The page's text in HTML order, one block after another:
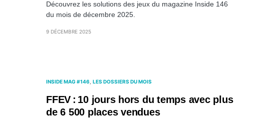
Découvrez les solutions des jeux du magazine Inside 146
du mois de décembre 2025.
9 DÉCEMBRE 2025
INSIDE MAG #146 LES DOSSIERS DU MOIS
FFEV : 10 jours hors du temps avec plus
de 6 500 places vendues